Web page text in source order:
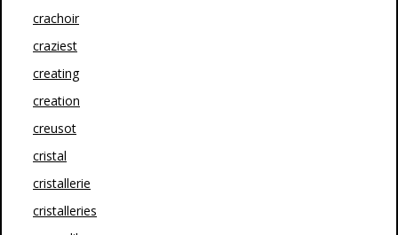
crachoir
craziest
creating
creation
creusot
cristal
cristallerie
cristalleries